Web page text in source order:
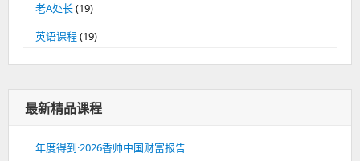
老A处长(19)
英语课程(19)
最新精品课程
年度得到·2026香帅中国财富报告